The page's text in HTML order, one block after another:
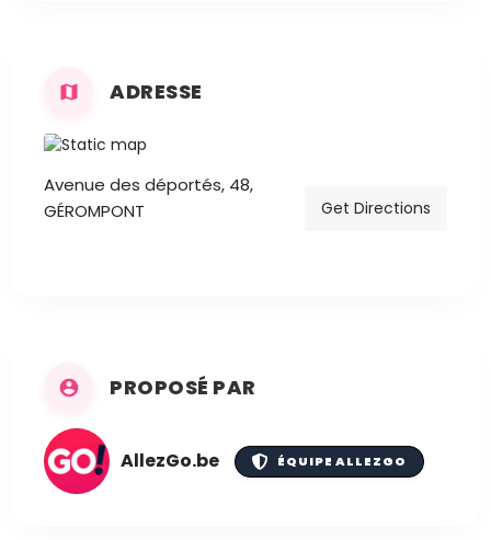
ADRESSE
Avenue des déportés, 48,
GÉROMPONT
Get Directions
PROPOSÉ PAR
AllezGo.be ÉQUIPE ALLEZGO